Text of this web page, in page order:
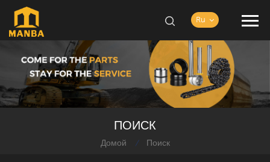
Ru
ПОИСК
Домой / Поиск